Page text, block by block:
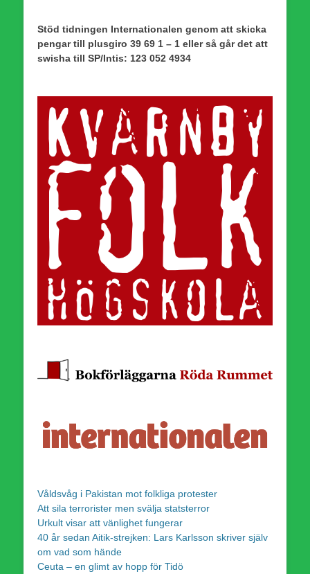
Stöd tidningen Internationalen genom att skicka
pengar till plusgiro 39 69 1 – 1 eller så går det att
swisha till SP/Intis: 123 052 4934
Våldsvåg i Pakistan mot folkliga protester
Att sila terrorister men svälja statsterror
Urkult visar att vänlighet fungerar
40 år sedan Aitik-strejken: Lars Karlsson skriver själv
om vad som hände
Ceuta – en glimt av hopp för Tidö